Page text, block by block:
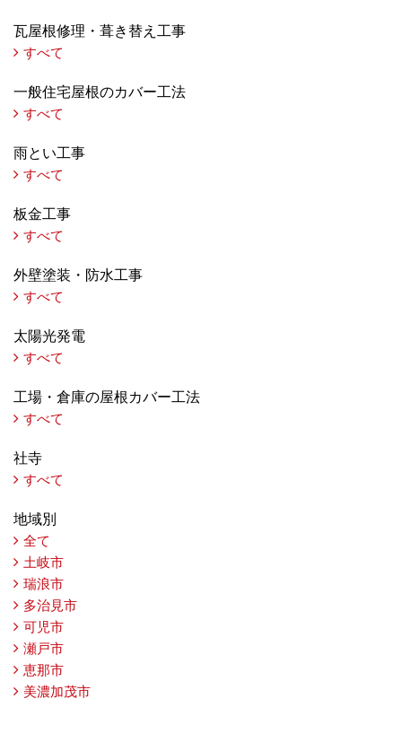
瓦屋根修理・葺き替え工事
すべて
一般住宅屋根のカバー工法
すべて
雨とい工事
すべて
板金工事
すべて
外壁塗装・防水工事
すべて
太陽光発電
すべて
工場・倉庫の屋根カバー工法
すべて
社寺
すべて
地域別
全て
土岐市
瑞浪市
多治見市
可児市
瀬戸市
恵那市
美濃加茂市